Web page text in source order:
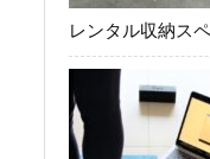
レンタル収納ス